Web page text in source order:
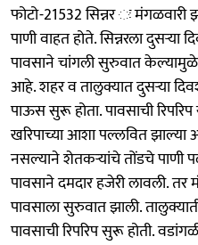
फोटो-21532 सिन्नर ः
पाणी वाहत होते. सिन्नरला
पावसाने चांगली सुरुवात
आहे. शहर व तालुक्यात दुसऱ्या
पाऊस सुरू होता. पावसाची
खरिपाच्या आशा पल्लवित
नसल्याने शेतकऱ्यांचे तोंडचे पाणी
पावसाने दमदार हजेरी लावली. तर
पावसाला सुरुवात झाली.
पावसाची रिपरिप सुरू होती.